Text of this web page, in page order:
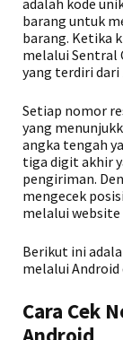
adalah kode
barang untuk
barang. Ketika
melalui Sentral
yang terdiri dari
Setiap nomor
yang
angka tengah
tiga digit akhir
pengiriman.
mengecek
melalui
Berikut ini
melalui Android
Cara Cek